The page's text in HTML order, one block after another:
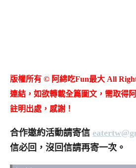
版權所有 © 阿綿吃Fun最大 All
連結，如欲轉載全篇圖文，需取得
註明出處，感謝！
合作邀約活動請寄信
信必回，沒回信請再寄一次。